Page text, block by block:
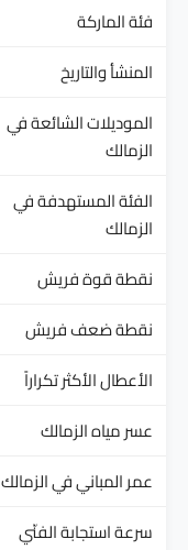
فئة الماركة
المنشأ والتاريخ
الموديلات الشائعة في
الزمالك
الفئة المستهدفة في
الزمالك
نقطة قوة فريش
نقطة ضعف فريش
الأعطال الأكثر تكراراً
عسر مياه الزمالك
عمر المباني في الزمالك
سرعة استجابة الفنّي